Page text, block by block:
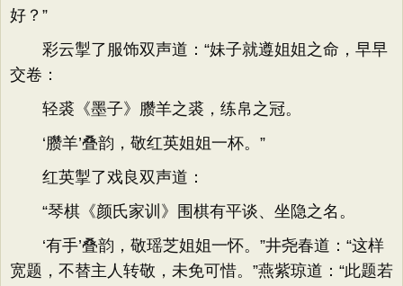
好？”
彩云掣了服饰双声道：“妹子就遵姐姐之命，早早
交卷：
轻裘《墨子》臜羊之裘，练帛之冠。
‘臜羊’叠韵，敬红英姐姐一杯。”
红英掣了戏良双声道：
“琴棋《颜氏家训》围棋有平谈、坐隐之名。
‘有手’叠韵，敬瑶芝姐姐一怀。”井尧春道：“这样
宽题，不替主人转敬，未免可惜。”燕紫琼道：“此题若